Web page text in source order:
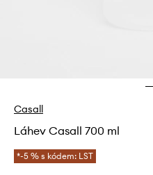
Casall
Láhev Casall 700 ml
*-5 % s kódem: LST